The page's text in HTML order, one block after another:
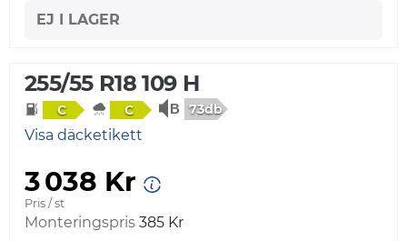
EJ I LAGER
255/55 R18 109 H
C C 73db
Visa däcketikett
3 038 Kr
Pris / st
Monteringspris 385 Kr